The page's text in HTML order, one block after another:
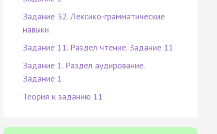
Задание 32. Лексико-грамматические
навыки
Задание 11. Раздел чтение. Задание 11
Задание 1. Раздел аудирование.
Задание 1
Теория к заданию 11